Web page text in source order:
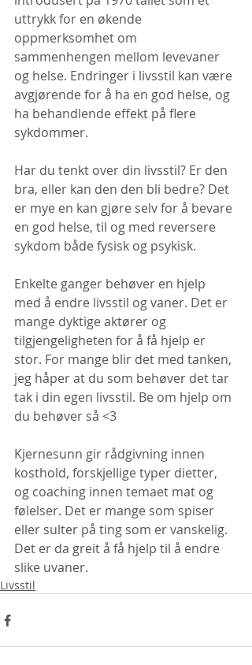
uttrykk for en økende
oppmerksomhet om
sammenhengen mellom levevaner
og helse. Endringer i livsstil kan være
avgjørende for å ha en god helse, og
ha behandlende effekt på flere
sykdommer.
Har du tenkt over din livsstil? Er den
bra, eller kan den den bli bedre? Det
er mye en kan gjøre selv for å bevare
en god helse, til og med reversere
sykdom både fysisk og psykisk.
Enkelte ganger behøver en hjelp
med å endre livsstil og vaner. Det er
mange dyktige aktører og
tilgjengeligheten for å få hjelp er
stor. For mange blir det med tanken,
jeg håper at du som behøver det tar
tak i din egen livsstil. Be om hjelp om
du behøver så <3
Kjernesunn gir rådgivning innen
kosthold, forskjellige typer dietter,
og coaching innen temaet mat og
følelser. Det er mange som spiser
eller sulter på ting som er vanskelig.
Det er da greit å få hjelp til å endre
slike uvaner.
Livsstil